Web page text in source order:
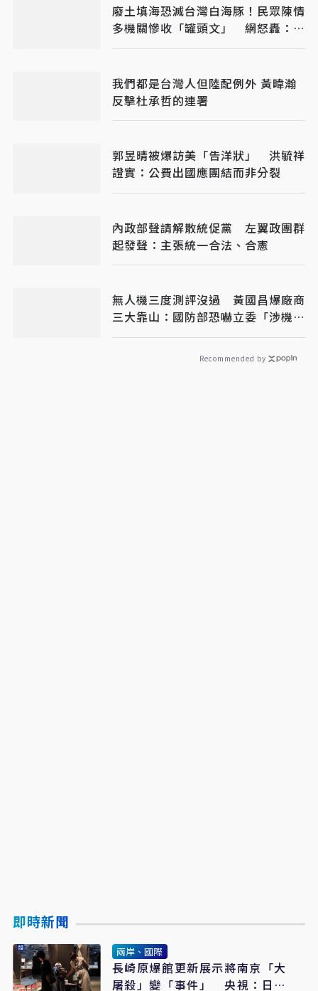
廢土填海恐滅台灣白海豚！民眾陳情
多機關慘收「罐頭文」 網怒轟：骯
髒政府
我們都是台灣人但陸配例外 黃暐瀚
反擊杜承哲的連署
郭昱晴被爆訪美「告洋狀」 洪毓祥
證實：公費出國應團結而非分裂
內政部聲請解散統促黨 左翼政團群
起發聲：主張統一合法、合憲
無人機三度測評沒過 黃國昌爆廠商
三大靠山：國防部恐嚇立委「涉機
密」別再談
Recommended by
即時新聞
兩岸、國際
長崎原爆館更新展示將南京「大
屠殺」變「事件」 央視：日本